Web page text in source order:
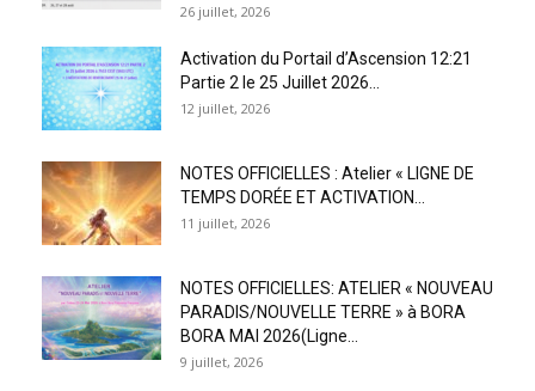
26 juillet, 2026
Activation du Portail d’Ascension 12:21
Partie 2 le 25 Juillet 2026...
12 juillet, 2026
NOTES OFFICIELLES : Atelier « LIGNE DE
TEMPS DORÉE ET ACTIVATION...
11 juillet, 2026
NOTES OFFICIELLES: ATELIER « NOUVEAU
PARADIS/NOUVELLE TERRE » à BORA
BORA MAI 2026(Ligne...
9 juillet, 2026